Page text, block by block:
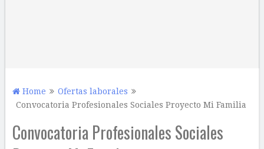
Home
Ofertas laborales
Convocatoria Profesionales Sociales Proyecto Mi Familia
Convocatoria Profesionales Sociales